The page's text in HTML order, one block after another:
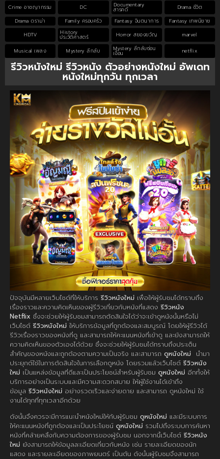
Crime อาชญากรรม
DC Documentary
สารคดี
Drama ชีวิต
Drama ดราม่า
Family ครอบครัว Fantasy จินตนาการ
Fantasy เทพนิยาย
HDTV
History
ประวัติศาสตร์ Horror สยองขวัญ marvel
Musical เพลง Mystery ลึกลับ Mystery ลึกลับซ่อน
เงื่อน netflix
รีวิวหนังใหม่ รีวิวหนัง ตัวอย่างหนังใหม่ อัพเดท
หนังใหม่ทุกวัน ทุกเวลา
ปัจจุบันมีหลายเว็บไซต์ที่ให้บริการ รีวิวหนังใหม่ เพื่อให้ผู้รับชมได้ทราบถึง
เรื่องราวและความคิดเห็นของผู้รีวิวเกี่ยวกับหนังที่แสดง รีวิวหนัง
Netflix ซึ่งจะช่วยให้ผู้รับชมสามารถตัดสินใจได้ว่าจะเข้าดูหนังนั้นหรือไม่
เว็บไซต์ รีวิวหนังใหม่ ให้บริการข้อมูลที่ถูกต้องและสมบูรณ์ โดยให้ผู้รีวิวได้
รีวิวเรื่องราวของหนังที่ดู และสามารถให้คะแนนหนังที่เข้าดู และยังสามารถให้
ความคิดเห็นของตัวเองได้ด้วย ซึ่งจะช่วยให้ผู้รับชมได้ทราบถึงประเด็น
สำคัญของหนังและถูกต้องตามความเป็นจริง และสามารถ ดูหนังใหม่ นำมา
ประยุกต์ใช้ในการตัดสินใจในการเลือกดูหนัง โดยรวมแล้วเว็บไซต์ รีวิวหนัง
ใหม่ เป็นแหล่งข้อมูลที่ดีและเป็นประโยชน์สำหรับผู้รับชม ดูหนังใหม่ อีกทั้งให้
บริการอย่างเป็นระบบและมีความสะดวกสบาย ให้ผู้ใช้งานได้เข้าถึง
ข้อมูล รีวิวหนังใหม่ อย่างรวดเร็วและง่ายดาย และสามารถ ดูหนังใหม่ ใช้
งานได้ทุกที่ทุกเวลาอีกด้วย
ดังนั้นจึงควรจะมีการแนะนำหนังใหม่ให้กับผู้รับชม ดูหนังใหม่ และมีระบบการ
ให้คะแนนหนังที่ถูกต้องและเป็นประโยชน์ ดูหนังใหม่ รวมไปถึงระบบการค้นหา
หนังที่คล้ายคลึงกับความต้องการของผู้รับชม นอกจากนี้เว็บไซต์ รีวิวหนัง
ใหม่ ยังสามารถให้ข้อมูลละเอียดเกี่ยวกับหนัง เช่น รายละเอียดของนัก
แสดง และรายละเอียดของภาพยนตร์ เป็นต้น ดังนั้นผู้รับชมจึงสามารถ